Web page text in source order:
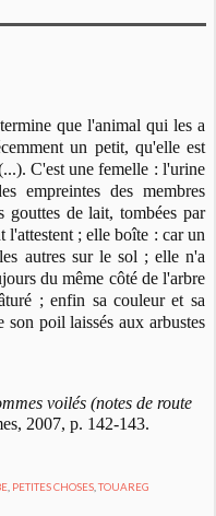
que l'animal qui les a
un petit, qu'elle est
C'est une femelle : l'urine
empreintes des membres
gouttes de lait, tombées par
l'attestent ; elle boîte : car un
autres sur le sol ; elle n'a
du même côté de l'arbre
; enfin sa couleur et sa
son poil laissés aux arbustes
voilés (notes de route
2007, p. 142-143.
, PETITES CHOSES,TOUAREG